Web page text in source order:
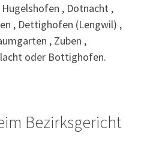
, Dotnacht ,
, Dettighofen (Lengwil) ,
, Zuben ,
oder Bottighofen.
Bezirksgericht